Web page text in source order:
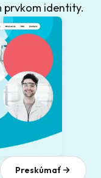
prvkom identity.
Preskúmať